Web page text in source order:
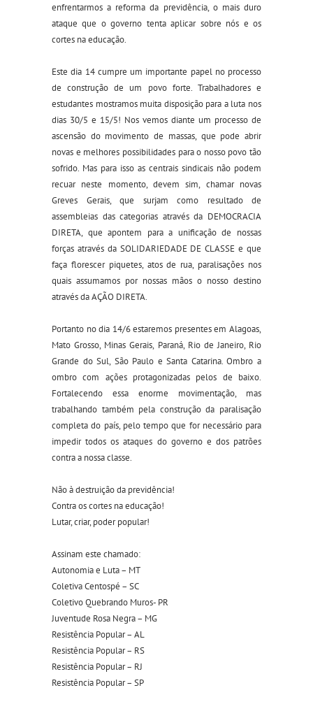
enfrentarmos a reforma da previdência, o mais duro
ataque que o governo tenta aplicar sobre nós e os
cortes na educação.
Este dia 14 cumpre um importante papel no processo
de construção de um povo forte. Trabalhadores e
estudantes mostramos muita disposição para a luta nos
dias 30/5 e 15/5! Nos vemos diante um processo de
ascensão do movimento de massas, que pode abrir
novas e melhores possibilidades para o nosso povo tão
sofrido. Mas para isso as centrais sindicais não podem
recuar neste momento, devem sim, chamar novas
Greves Gerais, que surjam como resultado de
assembleias das categorias através da DEMOCRACIA
DIRETA, que apontem para a unificação de nossas
forças através da SOLIDARIEDADE DE CLASSE e que
faça florescer piquetes, atos de rua, paralisações nos
quais assumamos por nossas mãos o nosso destino
através da AÇÃO DIRETA.
Portanto no dia 14/6 estaremos presentes em Alagoas,
Mato Grosso, Minas Gerais, Paraná, Rio de Janeiro, Rio
Grande do Sul, São Paulo e Santa Catarina. Ombro a
ombro com ações protagonizadas pelos de baixo.
Fortalecendo essa enorme movimentação, mas
trabalhando também pela construção da paralisação
completa do país, pelo tempo que for necessário para
impedir todos os ataques do governo e dos patrões
contra a nossa classe.
Não à destruição da previdência!
Contra os cortes na educação!
Lutar, criar, poder popular!
Assinam este chamado:
Autonomia e Luta – MT
Coletiva Centospé – SC
Coletivo Quebrando Muros- PR
Juventude Rosa Negra – MG
Resistência Popular – AL
Resistência Popular – RS
Resistência Popular – RJ
Resistência Popular – SP